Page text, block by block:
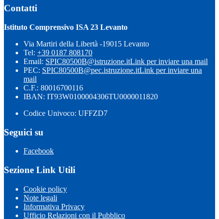
Contatti
Istituto Comprensivo ISA 23 Levanto
Via Martiri della Libertà -19015 Levanto
Tel: +39 0187 808170
Email: SPIC80500B@istruzione.itLink per inviare una mail
PEC: SPIC80500B@pec.istruzione.itLink per inviare una
mail
C.F.: 80016700116
IBAN: IT93W0100004306TU0000011820
Codice Univoco: UFFZD7
Seguici su
Facebook
Sezione Link Utili
Cookie policy
Note legali
Informativa Privacy
Ufficio Relazioni con il Pubblico